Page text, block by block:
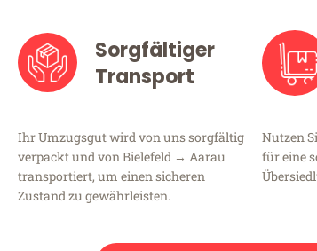
Sorgfältiger
Transport
Ihr Umzugsgut wird von uns sorgfältig
verpackt und von Bielefeld → Aarau
transportiert, um einen sicheren
Zustand zu gewährleisten.
Nutzen
für eine